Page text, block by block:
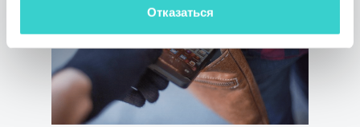
Отказаться